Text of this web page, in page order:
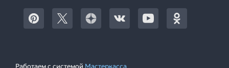
Работаем с системой Мастеркасса